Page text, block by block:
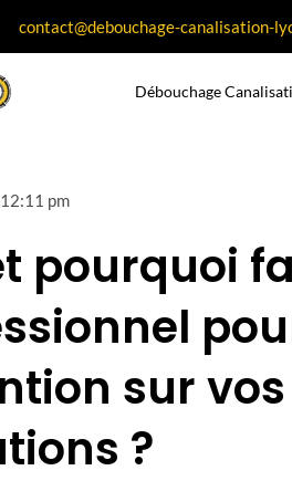
contact@debouchage-canalisation-
Débouchage
12:11 pm
pourquoi
sur vos
?